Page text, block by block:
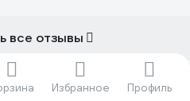
Избранное Профиль
все отзывы